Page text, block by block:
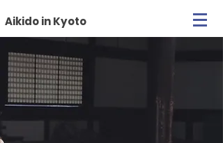
Aikido in Kyoto